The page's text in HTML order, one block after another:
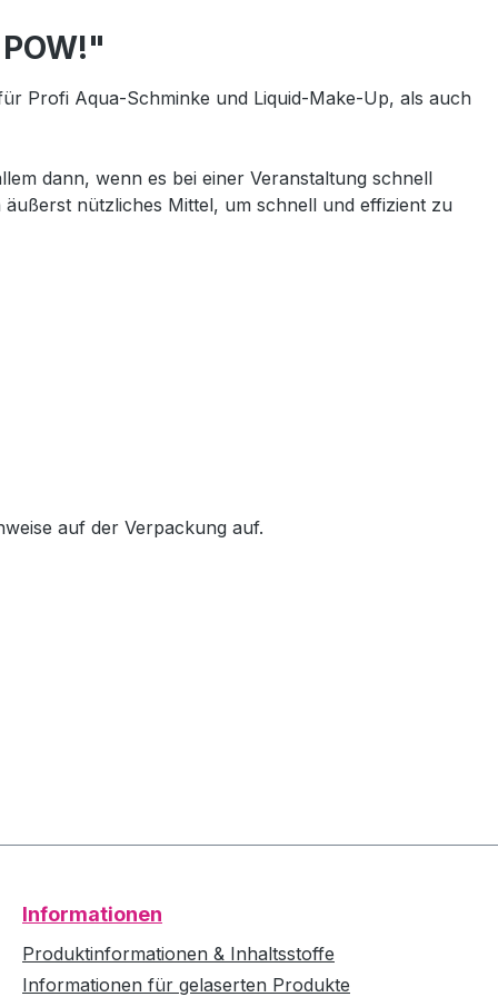
Profi Aqua-Schminke und Liquid-Make-Up, als auch
dann, wenn es bei einer Veranstaltung schnell
nützliches Mittel, um schnell und effizient zu
auf der Verpackung auf.
Informationen
Produktinformationen & Inhaltsstoffe
Informationen für gelaserten Produkte